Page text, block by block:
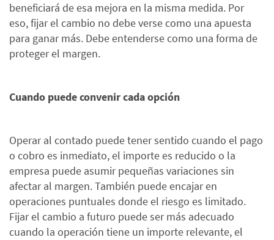
beneficiará de esa mejora en la misma medida. Por
eso, fijar el cambio no debe verse como una apuesta
para ganar más. Debe entenderse como una forma de
proteger el margen.
Cuando puede convenir cada opción
Operar al contado puede tener sentido cuando el pago
o cobro es inmediato, el importe es reducido o la
empresa puede asumir pequeñas variaciones sin
afectar al margen. También puede encajar en
operaciones puntuales donde el riesgo es limitado.
Fijar el cambio a futuro puede ser más adecuado
cuando la operación tiene un importe relevante, el